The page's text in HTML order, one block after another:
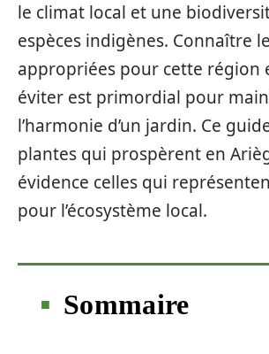
le climat local et une
espèces indigènes. Connaître
appropriées pour cette région
éviter est primordial pour
l’harmonie d’un jardin. Ce
plantes qui prospèrent en
évidence celles qui
pour l’écosystème local.
Sommaire